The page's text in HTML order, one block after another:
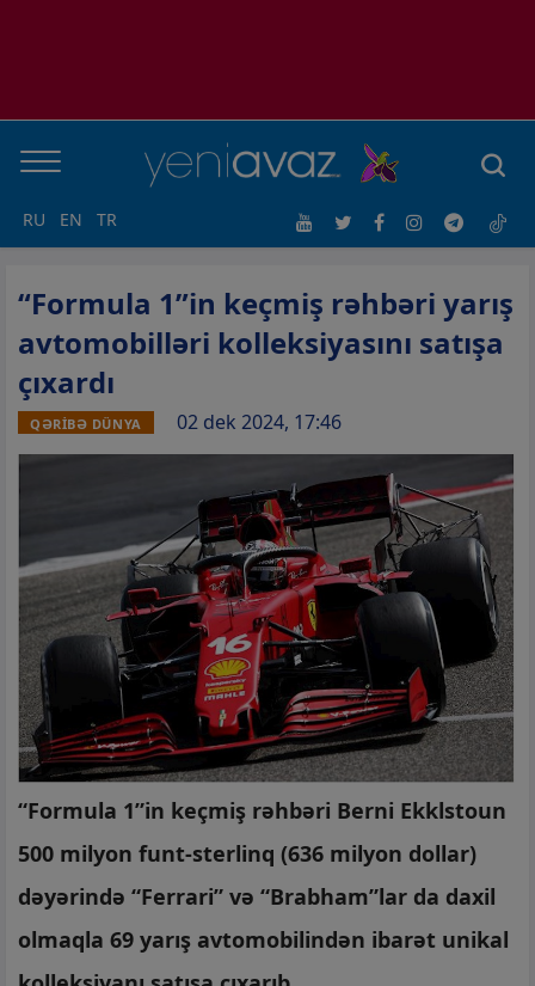
RU EN TR
“Formula 1”in keçmiş rəhbəri yarış
avtomobilləri kolleksiyasını satışa
çıxardı
QƏRİBƏ DÜNYA 02 dek 2024, 17:46
“Formula 1”in keçmiş rəhbəri Berni Ekklstoun
500 milyon funt-sterlinq (636 milyon dollar)
dəyərində “Ferrari” və “Brabham”lar da daxil
olmaqla 69 yarış avtomobilindən ibarət unikal